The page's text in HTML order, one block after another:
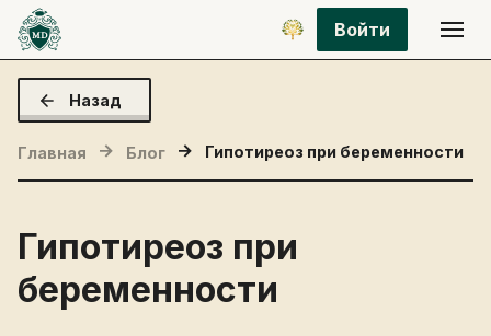
Войти
Назад
Главная Блог Гипотиреоз при беременности
Гипотиреоз при
беременности